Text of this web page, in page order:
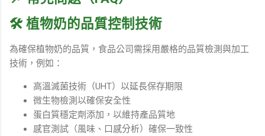
🛠 植物奶的品質控制技術
為確保植物奶的品質，食品公司需採用嚴格的品質檢測與加工
技術，例如：
高溫滅菌技術（UHT）以延長保存期限
微生物檢測以確保安全性
蛋白質穩定劑添加，以維持產品質地
感官測試（風味、口感分析）確保一致性